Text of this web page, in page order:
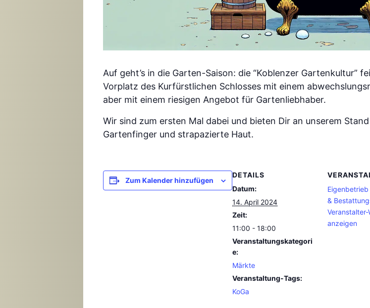
Auf geht’s in die Garten-Saison: die “Koblenzer Gartenkultur”
Vorplatz des Kurfürstlichen Schlosses mit einem
aber mit einem riesigen Angebot für Gartenliebhaber.
Wir sind zum ersten Mal dabei und bieten Dir an unserem
Gartenfinger und strapazierte Haut.
Zum Kalender hinzufügen
DETAILS
Datum:
14. April 2024
Zeit:
11:00 - 18:00
Veranstaltungskategori
e:
Märkte
Veranstaltung-Tags:
KoGa
&
Veranstalter-
anzeigen